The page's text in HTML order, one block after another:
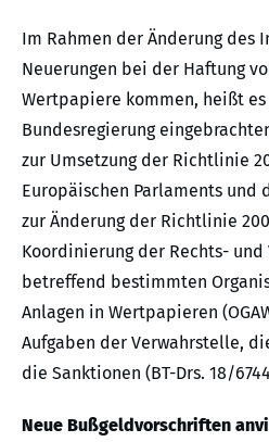
Im Rahmen der Änderung des
Neuerungen bei der Haftung
Wertpapiere kommen, heißt
Bundesregierung
zur Umsetzung der Richtlinie
Europäischen Parlaments und
zur Änderung der Richtlinie
Koordinierung der Rechts-
betreffend bestimmten
Anlagen in Wertpapieren
Aufgaben der Verwahrstelle,
die Sanktionen (BT-Drs. 18/6744
Neue Bußgeldvorschriften